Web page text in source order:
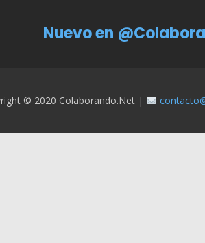
Nuevo en
© 2020 Colaborando.net |